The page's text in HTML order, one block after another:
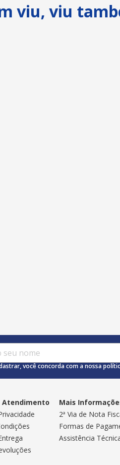
viu, viu
você concorda com a nossa
Atendimento
Mais
2ª Via de Nota
Formas de
Assistência